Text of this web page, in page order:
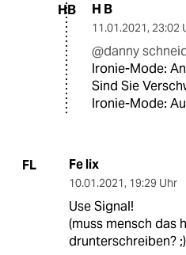
HB H B
11.01.2021, 23:02
@danny
Ironie-Mode:
Sind Sie
Ironie-Mode:
FL Fe lix
10.01.2021, 19:29 Uhr
Use Signal!
(muss mensch das
drunterschreiben?